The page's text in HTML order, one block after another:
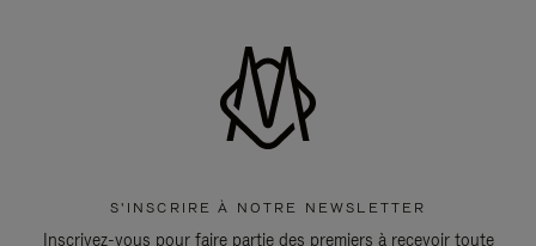
S'INSCRIRE À NOTRE NEWSLETTER
Inscrivez-vous pour faire partie des premiers à recevoir toute